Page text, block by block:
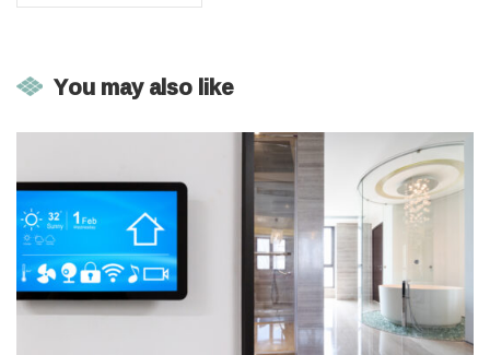
You may also like